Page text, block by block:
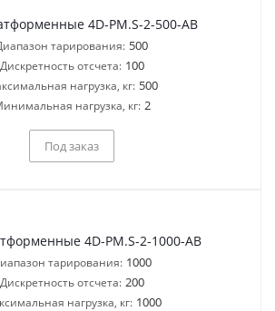
4D-PM.S-2-500-AB
тарирования: 500
Дискретность отсчета: 100
нагрузка, кг: 500
нагрузка, кг: 2
Под заказ
4D-PM.S-2-1000-AB
тарирования: 1000
Дискретность отсчета: 200
нагрузка, кг: 1000